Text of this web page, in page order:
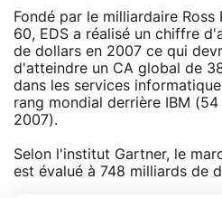
Fondé par le milliardaire Ross
60, EDS a réalisé un chiffre
de dollars en 2007 ce qui
d'atteindre un CA global de
dans les services
rang mondial derrière IBM
2007).
Selon l'institut Gartner, le
est évalué à 748 milliards de